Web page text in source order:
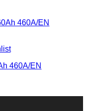
460A/EN